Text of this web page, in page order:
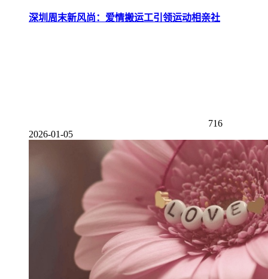
深圳周末新风尚：爱情搬运工引领运动相亲社
716
2026-01-05